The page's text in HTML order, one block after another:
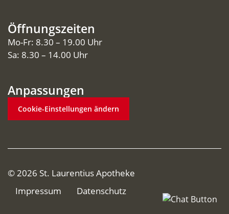
Öffnungszeiten
Mo-Fr: 8.30 – 19.00 Uhr
Sa: 8.30 – 14.00 Uhr
Anpassungen
Cookie-Einstellungen ändern
© 2026 St. Laurentius Apotheke
Impressum
Datenschutz